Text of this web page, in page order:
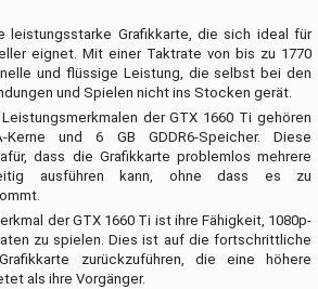
leistungsstarke Grafikkarte, die sich ideal für
eignet. Mit einer Taktrate von bis zu 1770
und flüssige Leistung, die selbst bei den
und Spielen nicht ins Stocken gerät.
der GTX 1660 Ti gehören
und 6 GB GDDR6-Speicher. Diese
dass die Grafikkarte problemlos mehrere
ausführen kann, ohne dass es zu
der GTX 1660 Ti ist ihre Fähigkeit, 1080p-
zu spielen. Dies ist auf die fortschrittliche
zurückzuführen, die eine höhere
als ihre Vorgänger.